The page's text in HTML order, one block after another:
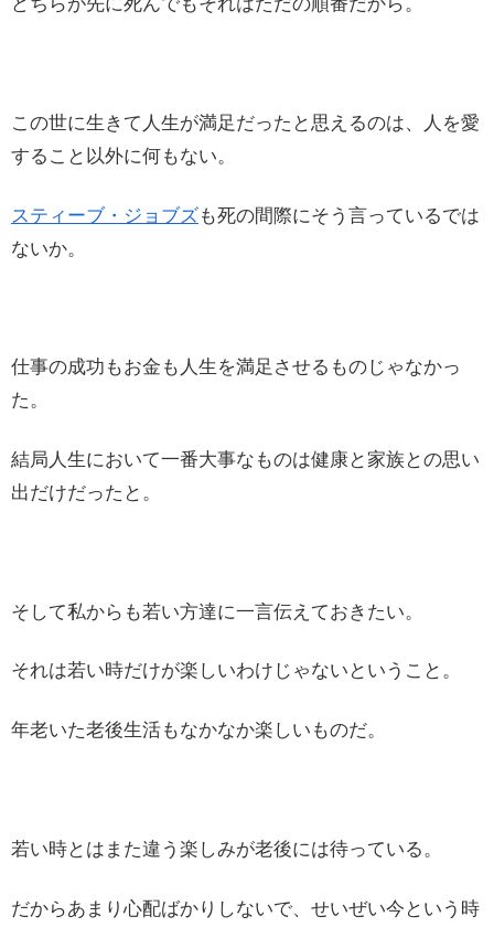
どちらが先に死んでもそれはただの順番だから。
この世に生きて人生が満足だったと思えるのは、人を愛
すること以外に何もない。
スティーブ・ジョブズも死の間際にそう言っているでは
ないか。
仕事の成功もお金も人生を満足させるものじゃなかっ
た。
結局人生において一番大事なものは健康と家族との思い
出だけだったと。
そして私からも若い方達に一言伝えておきたい。
それは若い時だけが楽しいわけじゃないということ。
年老いた老後生活もなかなか楽しいものだ。
若い時とはまた違う楽しみが老後には待っている。
だからあまり心配ばかりしないで、せいぜい今という時